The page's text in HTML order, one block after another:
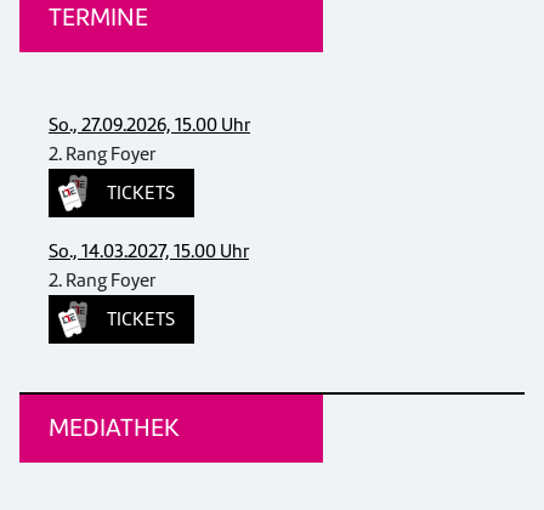
TERMINE
So., 27.09.2026, 15.00 Uhr
2. Rang Foyer
TICKETS
So., 14.03.2027, 15.00 Uhr
2. Rang Foyer
TICKETS
MEDIATHEK